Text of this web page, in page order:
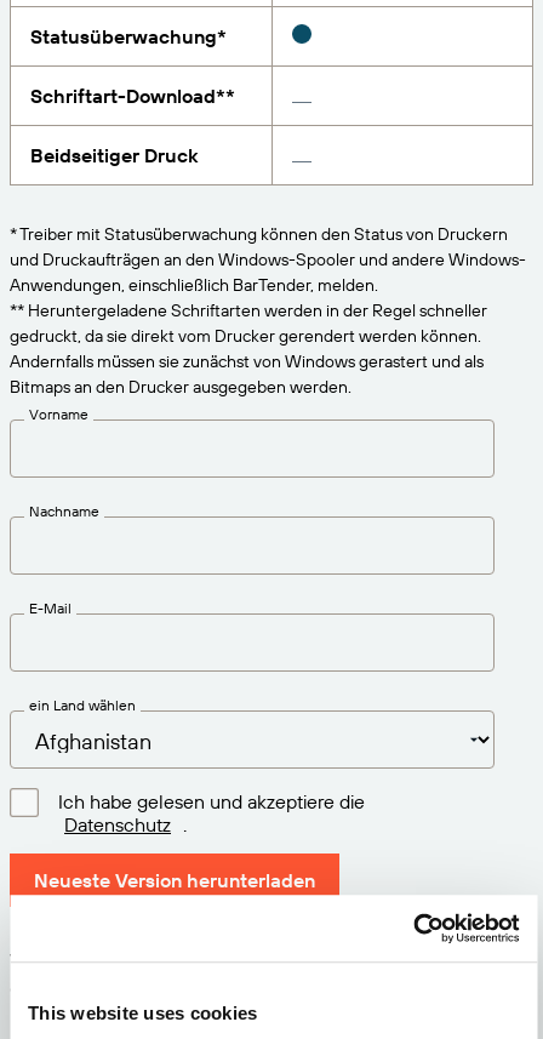
This website uses cookies
PRODUKT
Kostenlos testen
Technische Daten
Produktregistrierung
Print Connectors
Unterstützte Standards
Weitere Informationen
Lösungsübersicht
Über uns
Nachrichten
Reifegradmodell für Etikettierung und
Nachverfolgbarkeit
Erhalten Sie die Unterstützung, die Ihren
Geschäftsanforderungen entspricht.
Statusüberwachung*
Schriftart-Download**
Beidseitiger Druck
* Treiber mit Statusüberwachung können den Status von Druckern
und Druckaufträgen an den Windows-Spooler und andere Windows-
Anwendungen, einschließlich BarTender, melden.
** Heruntergeladene Schriftarten werden in der Regel schneller
gedruckt, da sie direkt vom Drucker gerendert werden können.
Andernfalls müssen sie zunächst von Windows gerastert und als
Bitmaps an den Drucker ausgegeben werden.
Vorname
Nachname
E-Mail
ein Land wählen
Ich habe gelesen und akzeptiere die
Datenschutz
Neueste Version herunterladen
Version: 12.3
Datum: 2026-05-05